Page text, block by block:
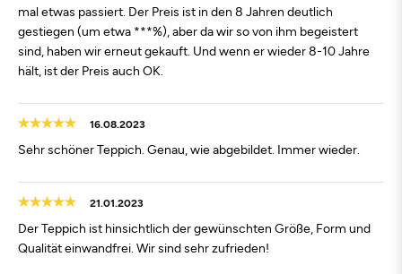
mal etwas passiert. Der Preis ist in den 8 Jahren deutlich
gestiegen (um etwa ***%), aber da wir so von ihm begeistert
sind, haben wir erneut gekauft. Und wenn er wieder 8-10 Jahre
hält, ist der Preis auch OK.
16.08.2023
Sehr schöner Teppich. Genau, wie abgebildet. Immer wieder.
21.01.2023
Der Teppich ist hinsichtlich der gewünschten Größe, Form und
Qualität einwandfrei. Wir sind sehr zufrieden!